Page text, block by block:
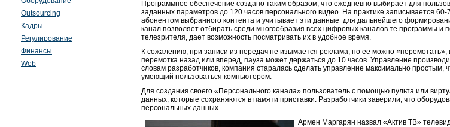
Outsourcing
Кадры
Регулирование
Финансы
Web
Программное обеспечение создано таким образом, что ежедневно выбирает для
заданных параметров до 120 часов персонального видео. На практике записывается
абонентом выбранного контента и учитывает эти данные для дальнейшего
канал позволяет отбирать среди многообразия всех цифровых каналов те программы и
телезрителя, дает возможность посматривать их в удобное время.
К сожалению, при записи из передач не изымается реклама, но ее можно
перемотка назад или вперед, пауза может держаться до 10 часов. Управление
словам разработчиков, компания старалась сделать управление максимально простым,
умеющий пользоваться компьютером.
Для создания своего «Персонального канала» пользователь с помощью пульта или
данных, которые сохраняются в памяти приставки. Разработчики заверили, что
персональных данных.
Армен Маргарян назвал «Актив ТВ»